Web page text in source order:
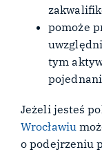
pomoże
tym
Jeżeli jesteś
Wrocławiu
o podejrzeniu